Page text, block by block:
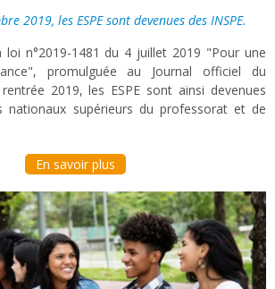
2019, les ESPE sont devenues des INSPE.
n°2019-1481 du 4 juillet 2019 "Pour une
promulguée au Journal officiel du
2019, les ESPE sont ainsi devenues
nationaux supérieurs du professorat et de
En savoir plus